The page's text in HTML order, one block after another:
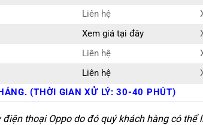
Liên hệ
Xem giá tại đây
Liên hệ
Liên hệ
(THỜI GIAN XỬ LÝ: 30-40 PHÚT)
thoại Oppo do đó quý khách hàng có